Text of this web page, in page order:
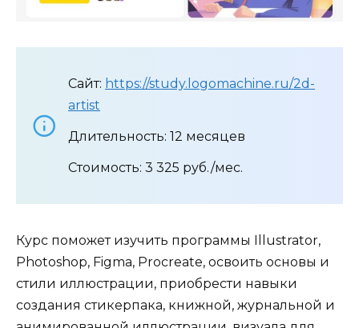
Сайт: https://study.logomachine.ru/2d-
artist
Длительность: 12 месяцев
Стоимость: 3 325 руб./мес.
Курс поможет изучить программы Illustrator,
Photoshop, Figma, Procreate, освоить основы и
стили иллюстрации, приобрести навыки
создания стикерпака, книжной, журнальной и